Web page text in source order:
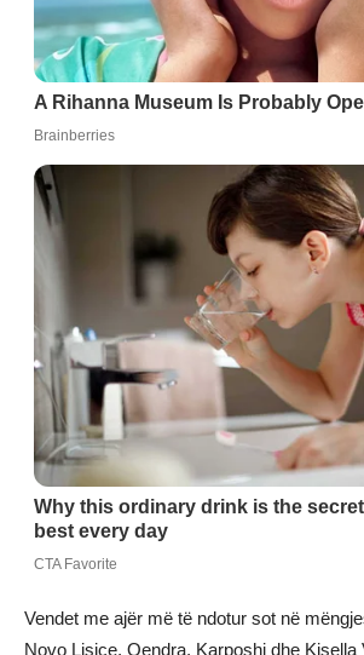
Vendet me ajër më të ndotur sot në
Novo Lisiçe, Qendra, Karposhi dhe Kisella